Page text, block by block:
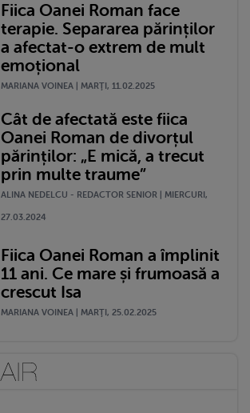
Fiica Oanei Roman face
terapie. Separarea părinților
a afectat-o extrem de mult
emoțional
MARIANA VOINEA | MARŢI, 11.02.2025
Cât de afectată este fiica
Oanei Roman de divorțul
părinților: „E mică, a trecut
prin multe traume”
ALINA NEDELCU - REDACTOR SENIOR | MIERCURI,
27.03.2024
Fiica Oanei Roman a împlinit
11 ani. Ce mare și frumoasă a
crescut Isa
MARIANA VOINEA | MARŢI, 25.02.2025